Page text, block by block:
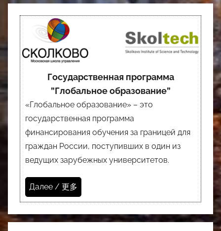
Государственная программа
”Глобальное образование”
«Глобальное образование» – это
государственная программа
финансирования обучения за границей для
граждан России, поступивших в один из
ведущих зарубежных университетов.
Далее / 更多